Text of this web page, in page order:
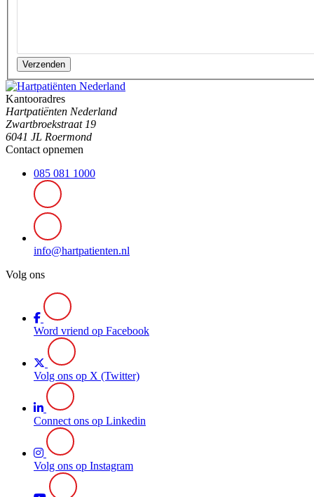
Verzenden
Kantooradres
Hartpatiënten Nederland
Zwartbroekstraat 19
6041 JL Roermond
Contact opnemen
085 081 1000
info@hartpatienten.nl
Volg ons
Word vriend op Facebook
Volg ons op X (Twitter)
Connect ons op Linkedin
Volg ons op Instagram